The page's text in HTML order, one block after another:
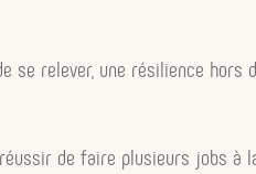
relever, une résilience hors
de faire plusieurs jobs